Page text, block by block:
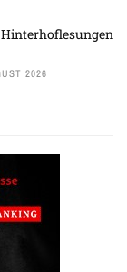
2026